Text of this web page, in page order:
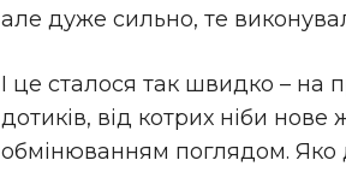
але дуже сильно, те
І це сталося так швидко – на
дотиків, від котрих ніби
обмінюванням поглядом. Яко